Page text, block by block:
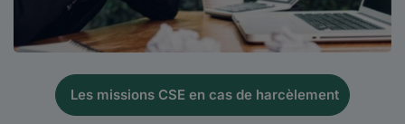
Les missions CSE en cas de harcèlement